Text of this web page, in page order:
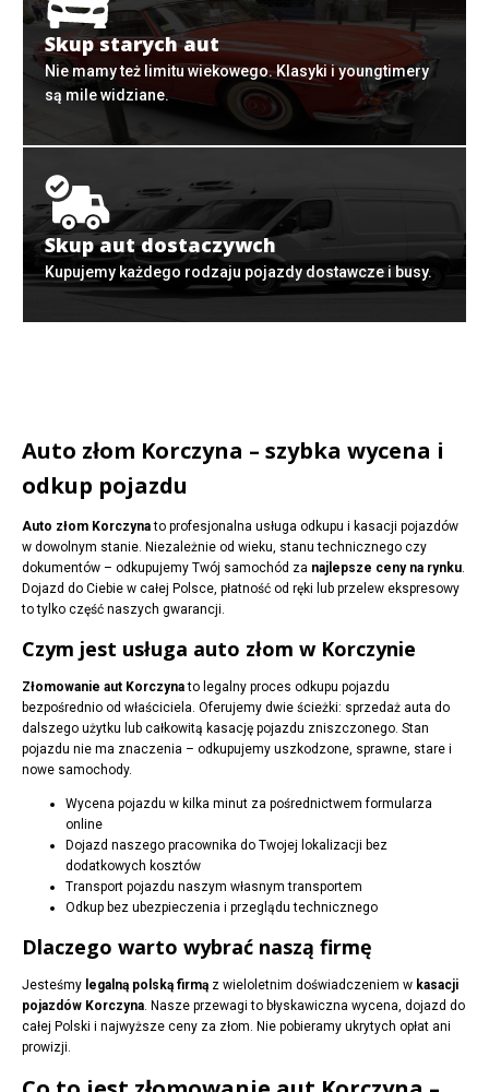
Skup starych aut
Nie mamy też limitu wiekowego. Klasyki i youngtimery
są mile widziane.
Skup aut dostaczywch
Kupujemy każdego rodzaju pojazdy dostawcze i busy.
Auto złom Korczyna – szybka wycena i
odkup pojazdu
Auto złom Korczynato profesjonalna usługa odkupu i kasacji pojazdów
w dowolnym stanie. Niezależnie od wieku, stanu technicznego czy
dokumentów – odkupujemy Twój samochód za najlepsze ceny na rynku.
Dojazd do Ciebie w całej Polsce, płatność od ręki lub przelew ekspresowy
to tylko część naszych gwarancji.
Czym jest usługa auto złom w Korczynie
Złomowanie aut Korczynato legalny proces odkupu pojazdu
bezpośrednio od właściciela. Oferujemy dwie ścieżki: sprzedaż auta do
dalszego użytku lub całkowitą kasację pojazdu zniszczonego. Stan
pojazdu nie ma znaczenia – odkupujemy uszkodzone, sprawne, stare i
nowe samochody.
Wycena pojazdu w kilka minut za pośrednictwem formularza
online
Dojazd naszego pracownika do Twojej lokalizacji bez
dodatkowych kosztów
Transport pojazdu naszym własnym transportem
Odkup bez ubezpieczenia i przeglądu technicznego
Dlaczego warto wybrać naszą firmę
Jesteśmy legalną polską firmą z wieloletnim doświadczeniem w kasacji
pojazdów Korczyna. Nasze przewagi to błyskawiczna wycena, dojazd do
całej Polski i najwyższe ceny za złom. Nie pobieramy ukrytych opłat ani
prowizji.